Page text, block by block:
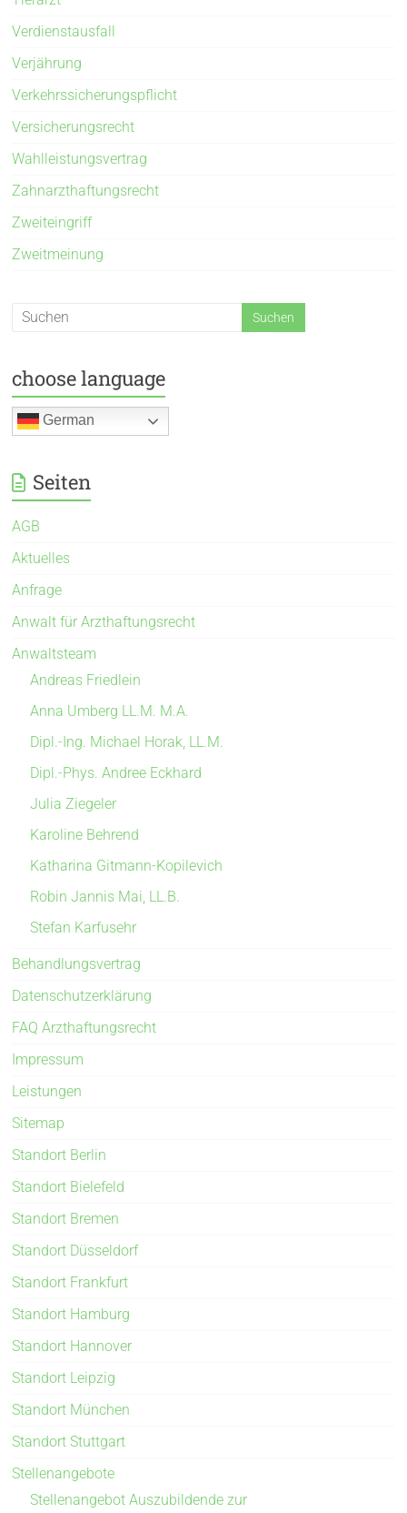
Verdienstausfall
Verjährung
Verkehrssicherungspflicht
Versicherungsrecht
Wahlleistungsvertrag
Zahnarzthaftungsrecht
Zweiteingriff
Zweitmeinung
choose language
German
Seiten
AGB
Aktuelles
Anfrage
Anwalt für Arzthaftungsrecht
Anwaltsteam
Andreas Friedlein
Anna Umberg LL.M. M.A.
Dipl.-Ing. Michael Horak, LL.M.
Dipl.-Phys. Andree Eckhard
Julia Ziegeler
Karoline Behrend
Katharina Gitmann-Kopilevich
Robin Jannis Mai, LL.B.
Stefan Karfusehr
Behandlungsvertrag
Datenschutzerklärung
FAQ Arzthaftungsrecht
Impressum
Leistungen
Sitemap
Standort Berlin
Standort Bielefeld
Standort Bremen
Standort Düsseldorf
Standort Frankfurt
Standort Hamburg
Standort Hannover
Standort Leipzig
Standort München
Standort Stuttgart
Stellenangebote
Stellenangebot Auszubildende zur